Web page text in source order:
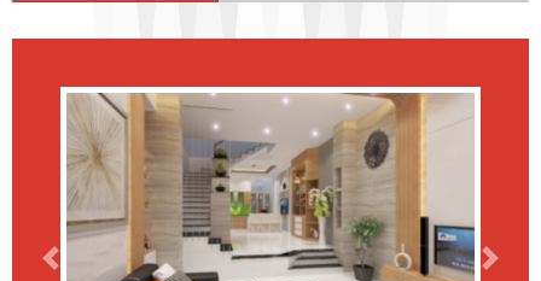
Previous Next